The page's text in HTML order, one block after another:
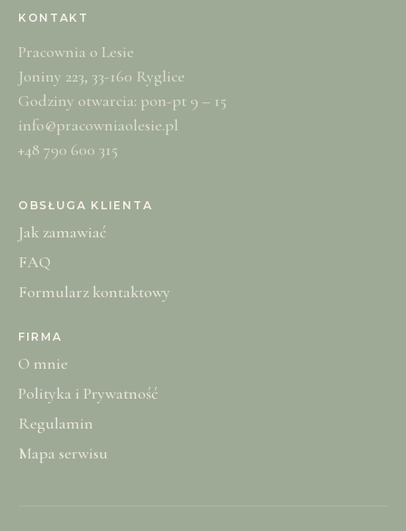
KONTAKT
Pracownia o Lesie
Joniny 223, 33-160 Ryglice
Godziny otwarcia: pon-pt 9 – 15
info@pracowniaolesie.pl
+48 790 600 315
OBSŁUGA KLIENTA
Jak zamawiać
FAQ
Formularz kontaktowy
FIRMA
O mnie
Polityka i Prywatność
Regulamin
Mapa serwisu